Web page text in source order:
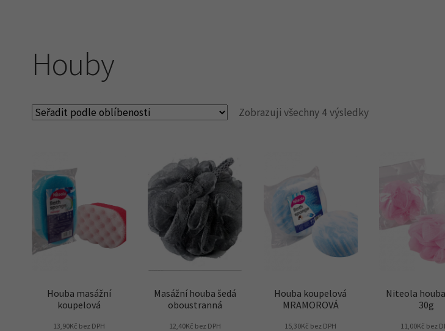
Houby
Zobrazuji všechny 4 výsledky
Houba masážní
koupelová
13,90Kč bez DPH
Masážní houba šedá
oboustranná
12,40Kč bez DPH
Houba koupelová
MRAMOROVÁ
15,30Kč bez DPH
Niteola
30g
11,00Kč bez